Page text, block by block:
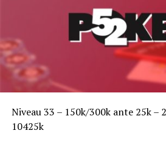
Niveau 33 – 150k/300k ante 25k –
10425k